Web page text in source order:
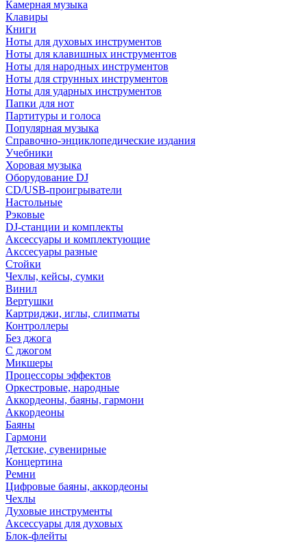
Камерная музыка
Клавиры
Книги
Ноты для духовых инструментов
Ноты для клавишных инструментов
Ноты для народных инструментов
Ноты для струнных инструментов
Ноты для ударных инструментов
Папки для нот
Партитуры и голоса
Популярная музыка
Справочно-энциклопедические издания
Учебники
Хоровая музыка
Оборудование DJ
CD/USB-проигрыватели
Настольные
Рэковые
DJ-станции и комплекты
Аксессуары и комплектующие
Акссесуары разные
Стойки
Чехлы, кейсы, сумки
Винил
Вертушки
Картриджи, иглы, слипматы
Контроллеры
Без джога
С джогом
Микшеры
Процессоры эффектов
Оркестровые, народные
Аккордеоны, баяны, гармони
Аккордеоны
Баяны
Гармони
Детские, сувенирные
Концертина
Ремни
Цифровые баяны, аккордеоны
Чехлы
Духовые инструменты
Аксессуары для духовых
Блок-флейты